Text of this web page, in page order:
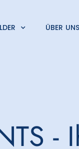
ÜBER UNS
-